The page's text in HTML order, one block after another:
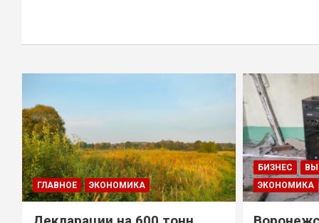
ГЛАВНОЕ ЭКОНОМИКА
БИЗНЕС
ЭКОНОМИКА